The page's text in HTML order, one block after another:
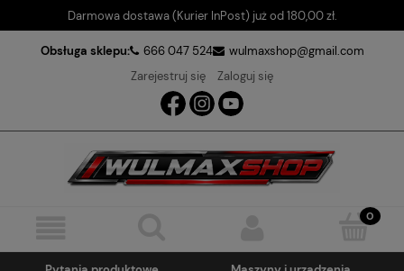
Darmowa dostawa (Kurier InPost) już od 180,00 zł.
Obsługa sklepu: 666 047 524
wulmaxshop@gmail.com
Zarejestruj się
Zaloguj się